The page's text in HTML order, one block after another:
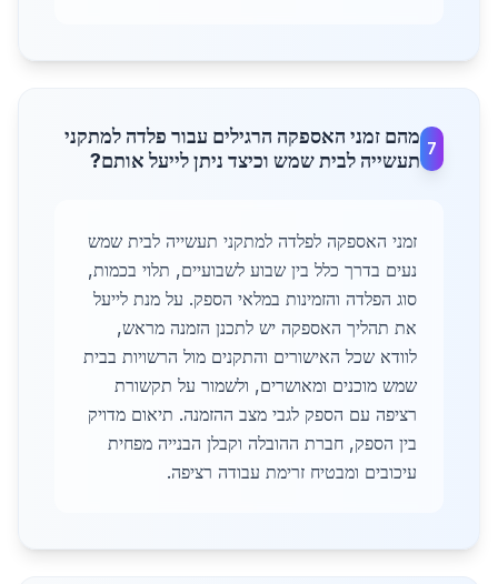
7
מהם זמני האספקה הרגילים עבור פלדה למתקני
תעשייה לבית שמש וכיצד ניתן לייעל אותם?
זמני האספקה לפלדה למתקני תעשייה לבית שמש
נעים בדרך כלל בין שבוע לשבועיים, תלוי בכמות,
סוג הפלדה והזמינות במלאי הספק. על מנת לייעל
את תהליך האספקה יש לתכנן הזמנה מראש,
לוודא שכל האישורים והתקנים מול הרשויות בבית
שמש מוכנים ומאושרים, ולשמור על תקשורת
רציפה עם הספק לגבי מצב ההזמנה. תיאום מדויק
בין הספק, חברת ההובלה וקבלן הבנייה מפחית
עיכובים ומבטיח זרימת עבודה רציפה.